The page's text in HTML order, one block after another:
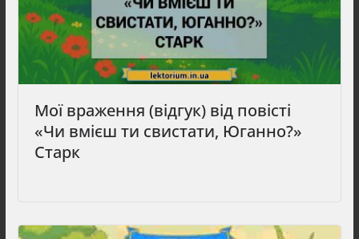
Мої враження (відгук) від повісті
«Чи вмієш ти свистати, Юганно?»
Старк